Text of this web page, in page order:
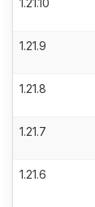
1.21.10
1.21.9
1.21.8
1.21.7
1.21.6